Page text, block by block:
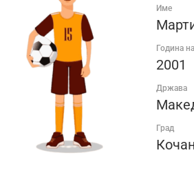
Име
Година
2001
Држава
Град